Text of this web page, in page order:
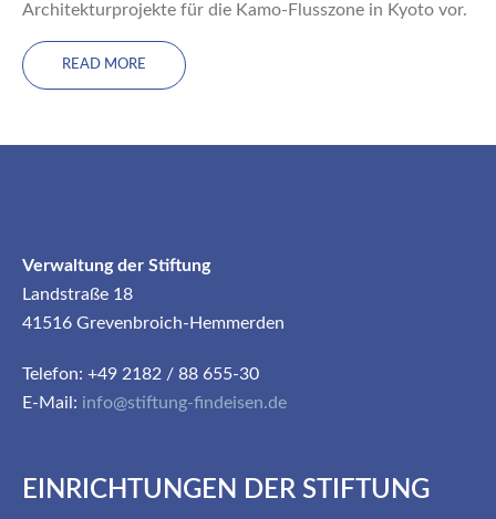
Architekturprojekte für die Kamo-Flusszone in Kyoto vor.
READ MORE
Verwaltung der Stiftung
Landstraße 18
41516 Grevenbroich-Hemmerden
Telefon: +49 2182 / 88 655-30
E-Mail: info@stiftung-findeisen.de
EINRICHTUNGEN DER STIFTUNG